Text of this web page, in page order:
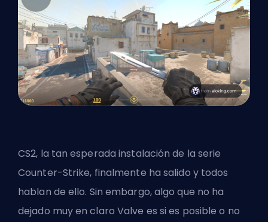
CS2, la tan esperada instalación de la serie
Counter-Strike, finalmente ha salido y todos
hablan de ello. Sin embargo, algo que no ha
dejado muy en claroValve es si es posible o no